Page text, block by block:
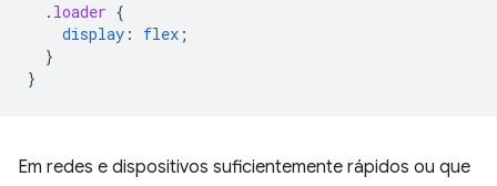
. loader {
display : flex ;
}
}
Em redes e dispositivos suficientemente rápidos ou que